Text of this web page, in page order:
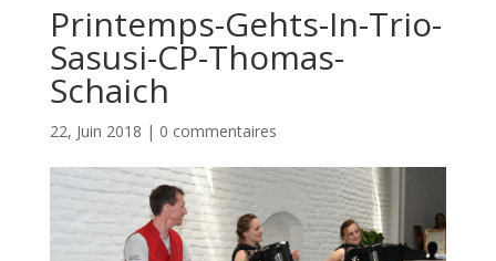
Printemps-Gehts-In-Trio-
Sasusi-CP-Thomas-
Schaich
22, Juin 2018 | 0 commentaires